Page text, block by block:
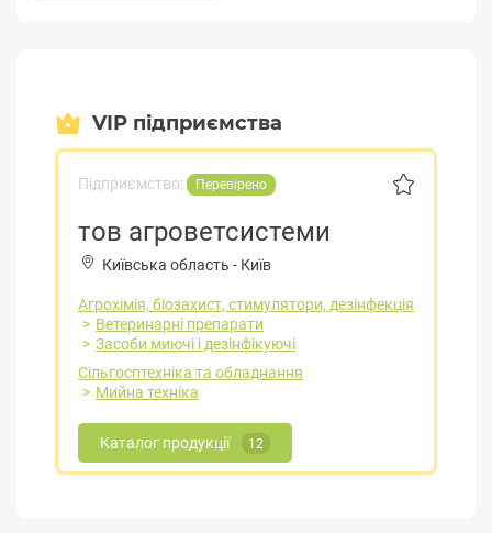
VIP підприємства
Підприємство: Перевірено
тов агроветсистеми
Київська область - Київ
Агрохімія, біозахист, стимулятори, дезінфекція
Ветеринарні препарати
Засоби миючі і дезінфікуючі
Сільгосптехніка та обладнання
Мийна техніка
Каталог продукції 12